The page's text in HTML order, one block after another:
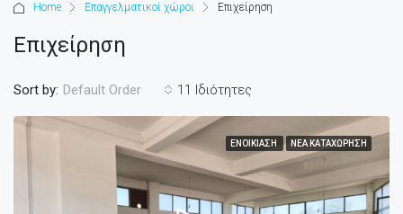
Home Επαγγελματικοί χώροι Επιχείρηση
Επιχείρηση
11 Ιδιότητες
Sort by: Default Order
ΕΝΟΙΚΊΑΣΗ ΝΈΑ ΚΑΤΑΧΏΡΗΣΗ